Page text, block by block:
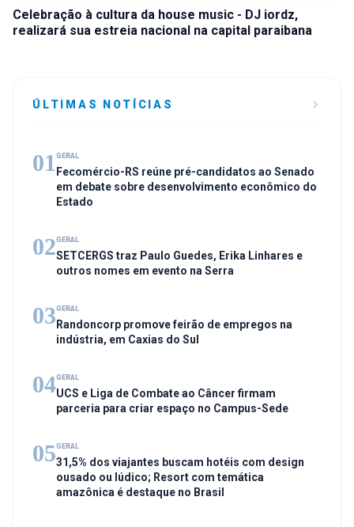
Celebração à cultura da house music - DJ iordz,
realizará sua estreia nacional na capital paraibana
ÚLTIMAS NOTÍCIAS
01 GERAL
Fecomércio-RS reúne pré-candidatos ao Senado
em debate sobre desenvolvimento econômico do
Estado
02GERAL
SETCERGS traz Paulo Guedes, Erika Linhares e
outros nomes em evento na Serra
03GERAL
Randoncorp promove feirão de empregos na
indústria, em Caxias do Sul
04GERAL
UCS e Liga de Combate ao Câncer firmam
parceria para criar espaço no Campus-Sede
05GERAL
31,5% dos viajantes buscam hotéis com design
ousado ou lúdico; Resort com temática
amazônica é destaque no Brasil